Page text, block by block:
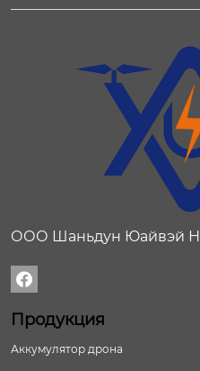
ООО Шаньдун Юайвэй

Продукция
Аккумулятор дрона